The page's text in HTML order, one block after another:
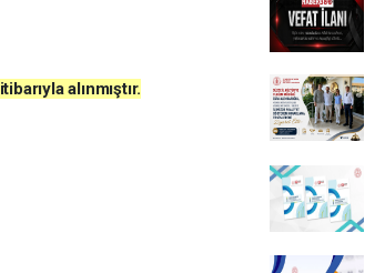
itibarıyla alınmıştır.